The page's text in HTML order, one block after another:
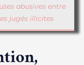
abusives entre
jugés illicites